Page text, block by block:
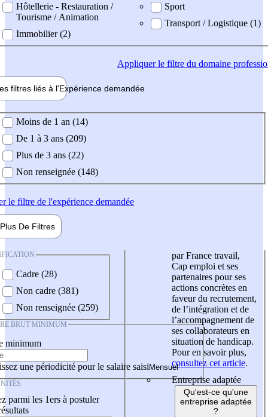
Hôtellerie - Restauration /
Tourisme / Animation
Immobilier (2)
Sport
Transport / Logistique (1)
Appliquerle filtre du domaine
filtres liés à l'Expérience demandée
demandée
Moins de 1 an (14)
De 1 à 3 ans (209)
Plus de 3 ans (22)
Non renseignée (148)
le filtre de l'expérience demandée
Plus De Filtres
Cadre (28)
Non cadre (381)
Non renseignée (259)
BRUT MINIMUM
minimum
une périodicité pour le salaire saisi
parmi les 1ers à postuler
par France travail,
Cap emploi et ses
partenaires pour ses
actions concrètes en
faveur du recrutement,
de l’intégration et de
l’accompagnement de
ses collaborateurs en
situation de handicap.
Pour en savoir plus,
consultez cet article.
Entreprise adaptée
Qu'est-ce qu'une
entreprise adaptée
?